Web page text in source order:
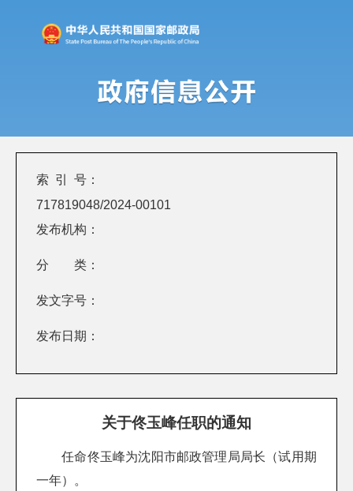
索 引 号：
717819048/2024-00101
发布机构：
分 类：
发文字号：
发布日期：
关于佟玉峰任职的通知
任命佟玉峰为沈阳市邮政管理局局长（试用期
一年）。